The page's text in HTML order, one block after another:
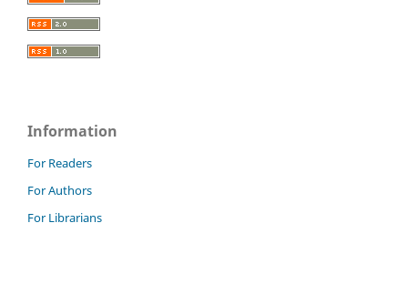
Information
For Readers
For Authors
For Librarians